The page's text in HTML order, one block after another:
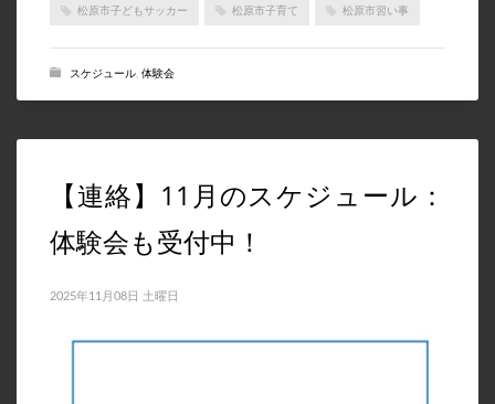
2022年11月
2022年10月
2022年9月
2022年6月
2022年4月
2022年3月
松原市子どもサッカー 松原市子育て 松原市習い事
スケジュール, 体験会
【連絡】11月のスケジュール：
体験会も受付中！
2025年11月08日 土曜日